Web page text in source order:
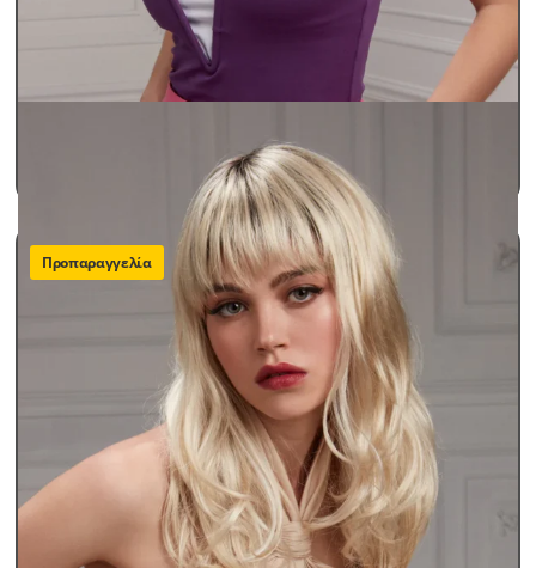
Περούκες Γυναικείες
Περούκες Παθήσεων Lux
490,00€
ΠΡΟΣΘΗΚΗ ΣΤΟ ΚΑΛΑΘΙ
Προπαραγγελία